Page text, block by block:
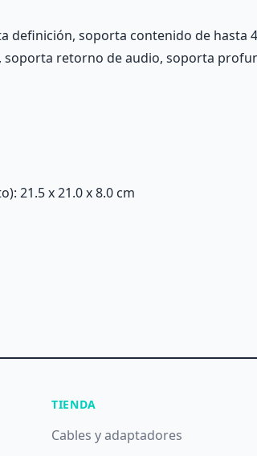
definición, soporta contenido de hasta
soporta retorno de audio, soporta
21.5 x 21.0 x 8.0 cm
TIENDA
Cables y adaptadores